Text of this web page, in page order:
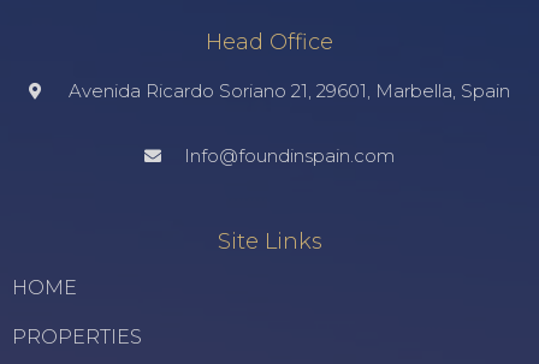
Head Office
Avenida Ricardo Soriano 21, 29601, Marbella, Spain
Info@foundinspain.com
Site Links
HOME
PROPERTIES